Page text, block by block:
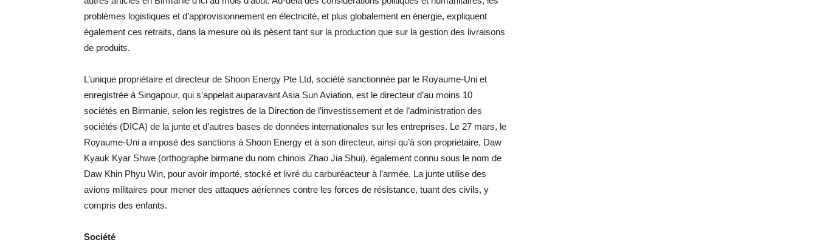
problèmes logistiques et d’approvisionnement en électricité, et plus globalement en énergie, expliquent
également ces retraits, dans la mesure où ils pèsent tant sur la production que sur la gestion des livraisons
de produits.
L’unique propriétaire et directeur de Shoon Energy Pte Ltd, société sanctionnée par le Royaume-Uni et
enregistrée à Singapour, qui s’appelait auparavant Asia Sun Aviation, est le directeur d’au moins 10
sociétés en Birmanie, selon les registres de la Direction de l’investissement et de l’administration des
sociétés (DICA) de la junte et d’autres bases de données internationales sur les entreprises. Le 27 mars, le
Royaume-Uni a imposé des sanctions à Shoon Energy et à son directeur, ainsi qu’à son propriétaire, Daw
Kyauk Kyar Shwe (orthographe birmane du nom chinois Zhao Jia Shui), également connu sous le nom de
Daw Khin Phyu Win, pour avoir importé, stocké et livré du carburéacteur à l’armée. La junte utilise des
avions militaires pour mener des attaques aériennes contre les forces de résistance, tuant des civils, y
compris des enfants.
Société